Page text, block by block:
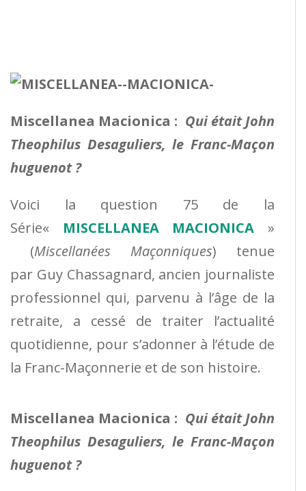
Miscellanea Macionica : Qui était John
Theophilus Desaguliers, le Franc-Maçon
huguenot ?
Voici la question 75 de la
Série« MISCELLANEA MACIONICA »
(Miscellanées Maçonniques) tenue
par Guy Chassagnard, ancien journaliste
professionnel qui, parvenu à l’âge de la
retraite, a cessé de traiter l’actualité
quotidienne, pour s’adonner à l’étude de
la Franc-Maçonnerie et de son histoire.
Miscellanea Macionica : Qui était John
Theophilus Desaguliers, le Franc-Maçon
huguenot ?